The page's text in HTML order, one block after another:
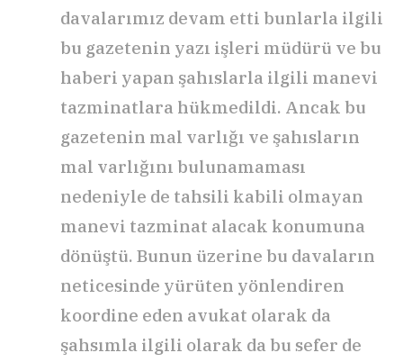
davalarımız devam etti bunlarla ilgili
bu gazetenin yazı işleri müdürü ve bu
haberi yapan şahıslarla ilgili manevi
tazminatlara hükmedildi. Ancak bu
gazetenin mal varlığı ve şahısların
mal varlığını bulunamaması
nedeniyle de tahsili kabili olmayan
manevi tazminat alacak konumuna
dönüştü. Bunun üzerine bu davaların
neticesinde yürüten yönlendiren
koordine eden avukat olarak da
şahsımla ilgili olarak da bu sefer de